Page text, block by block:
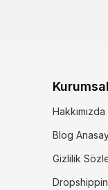
Kurumsal
Hakkımızda
Blog
Gizlilik